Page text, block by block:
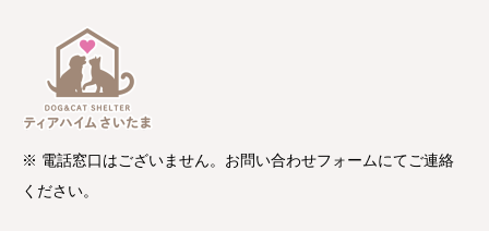
※ 電話窓口はございません。お問い合わせフォームにてご連絡
ください。